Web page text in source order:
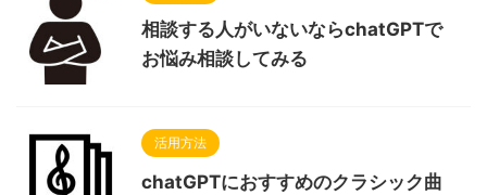
相談する人がいないならchatGPTで
お悩み相談してみる
活用方法
chatGPTにおすすめのクラシック曲